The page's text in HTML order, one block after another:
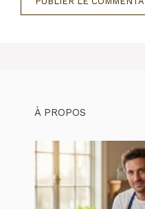
À PROPOS